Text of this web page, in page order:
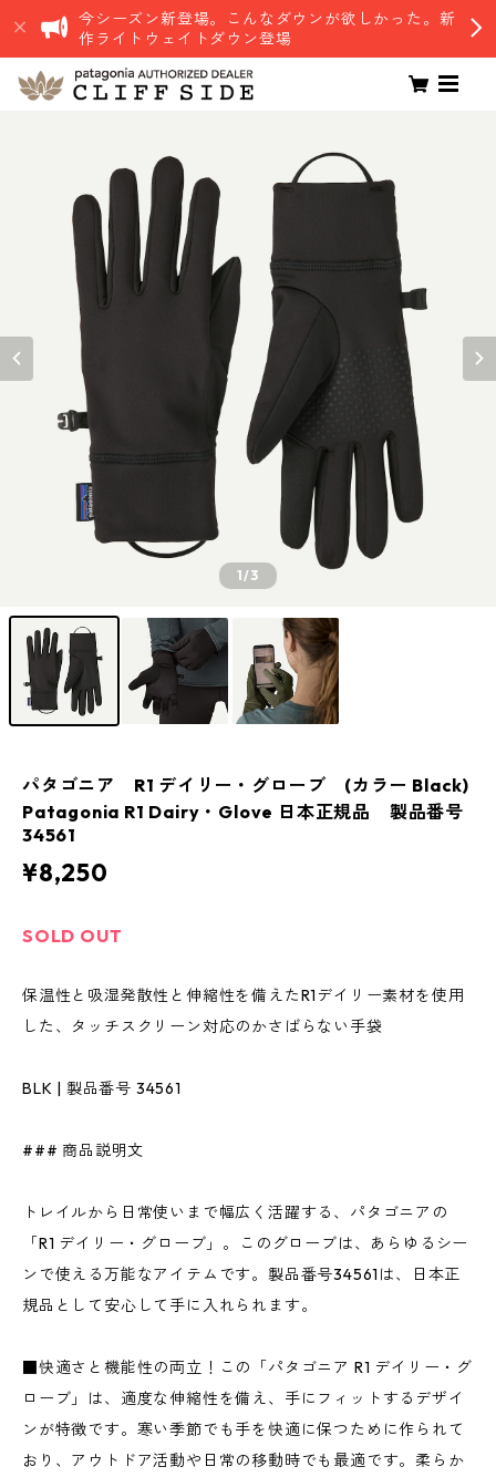
今シーズン新登場。こんなダウンが欲しかった。新
作ライトウェイトダウン登場
1/3
パタゴニア R1 デイリー・グローブ (カラー Black)
Patagonia R1 Dairy・Glove 日本正規品 製品番号
34561
¥8,250
SOLD OUT
保温性と吸湿発散性と伸縮性を備えたR1デイリー素材を使用
した、タッチスクリーン対応のかさばらない手袋
BLK | 製品番号 34561
### 商品説明文
トレイルから日常使いまで幅広く活躍する、パタゴニアの
「R1 デイリー・グローブ」。このグローブは、あらゆるシー
ンで使える万能なアイテムです。製品番号34561は、日本正
規品として安心して手に入れられます。
■快適さと機能性の両立！この「パタゴニア R1 デイリー・グ
ローブ」は、適度な伸縮性を備え、手にフィットするデザイ
ンが特徴です。寒い季節でも手を快適に保つために作られて
おり、アウトドア活動や日常の移動時でも最適です。柔らか